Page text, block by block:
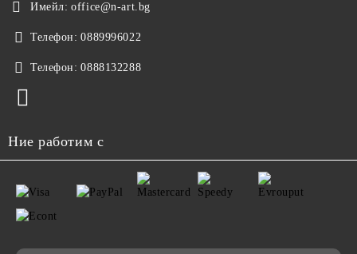
Имейл: office@n-art.bg
Телефон: 0889996022
Телефон: 0888132288
Ние работим с